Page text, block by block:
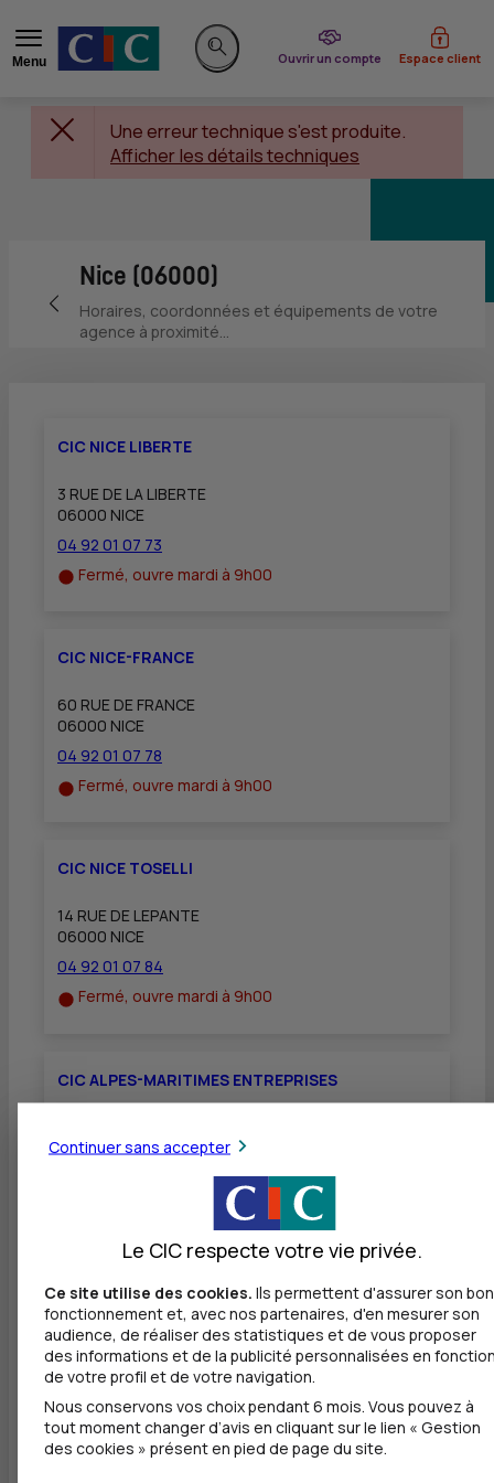
Menu
Rechercher sur le site
Ouvrir un compte
du CIC Espace client
Une erreur technique s'est produite.
Afficher les détails techniques
Retour vers la page précédente
Nice (06000)
Horaires, coordonnées et équipements de votre
agence à proximité...
CIC NICE LIBERTE
3 RUE DE LA LIBERTE
06000 NICE
04 92 01 07 73
Fermé, ouvre mardi à 9h00
CIC NICE-FRANCE
60 RUE DE FRANCE
06000 NICE
04 92 01 07 78
Fermé, ouvre mardi à 9h00
CIC NICE TOSELLI
14 RUE DE LEPANTE
06000 NICE
04 92 01 07 84
Fermé, ouvre mardi à 9h00
CIC ALPES-MARITIMES ENTREPRISES
06000 NICE
Ouvert, jusqu'à 17h45
CIC BANQUE PRIVEE COTE AZUR - BP NICE
3 RUE DE LA LIBERTE
06000 NICE
04 92 00 40 60
Ouvert, jusqu'à 17h45
Continuer sans accepter
Le CIC respecte votre vie privée.
Ce site utilise des cookies. Ils permettent d'assurer son bon
fonctionnement et, avec nos partenaires, d'en mesurer son
audience, de réaliser des statistiques et de vous proposer
des informations et de la publicité personnalisées en
de votre profil et de votre navigation.
Nous conservons vos choix pendant 6 mois. Vous pouvez à
tout moment changer d’avis en cliquant sur le lien « Gestion
des cookies » présent en pied de page du site.